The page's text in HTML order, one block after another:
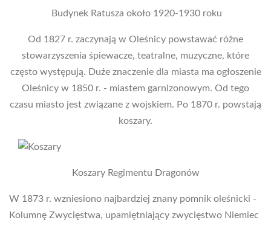
Budynek Ratusza około 1920-1930 roku
Od 1827 r. zaczynają w Oleśnicy powstawać różne
stowarzyszenia śpiewacze, teatralne, muzyczne, które
często występują. Duże znaczenie dla miasta ma ogłoszenie
Oleśnicy w 1850 r. - miastem garnizonowym. Od tego
czasu miasto jest związane z wojskiem. Po 1870 r. powstają
koszary.
Koszary Regimentu Dragonów
W 1873 r. wzniesiono najbardziej znany pomnik oleśnicki -
Kolumnę Zwycięstwa, upamiętniający zwycięstwo Niemiec